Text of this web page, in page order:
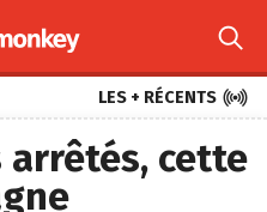

LES + RÉCENTS 
arrêtés, cette